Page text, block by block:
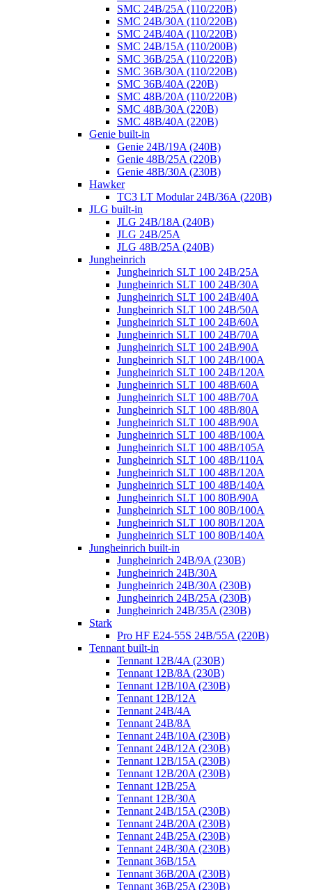
SMC 24B/25A (110/220B)
SMC 24B/30A (110/220B)
SMC 24B/40A (110/220B)
SMC 24B/15A (110/200B)
SMC 36B/25A (110/220B)
SMC 36B/30A (110/220B)
SMC 36B/40A (220B)
SMC 48B/20A (110/220B)
SMC 48B/30A (220B)
SMC 48B/40A (220B)
Genie built-in
Genie 24B/19A (240B)
Genie 48B/25A (220B)
Genie 48B/30A (230B)
Hawker
TC3 LT Modular 24В/36А (220B)
JLG built-in
JLG 24B/18A (240B)
JLG 24B/25A
JLG 48B/25A (240B)
Jungheinrich
Jungheinrich SLT 100 24B/25A
Jungheinrich SLT 100 24B/30A
Jungheinrich SLT 100 24B/40A
Jungheinrich SLT 100 24B/50A
Jungheinrich SLT 100 24B/60A
Jungheinrich SLT 100 24B/70A
Jungheinrich SLT 100 24B/90A
Jungheinrich SLT 100 24B/100A
Jungheinrich SLT 100 24B/120A
Jungheinrich SLT 100 48B/60A
Jungheinrich SLT 100 48B/70A
Jungheinrich SLT 100 48B/80A
Jungheinrich SLT 100 48B/90A
Jungheinrich SLT 100 48B/100A
Jungheinrich SLT 100 48B/105A
Jungheinrich SLT 100 48B/110A
Jungheinrich SLT 100 48B/120A
Jungheinrich SLT 100 48B/140A
Jungheinrich SLT 100 80B/90A
Jungheinrich SLT 100 80B/100A
Jungheinrich SLT 100 80B/120A
Jungheinrich SLT 100 80B/140A
Jungheinrich built-in
Jungheinrich 24B/9A (230B)
Jungheinrich 24B/30A
Jungheinrich 24B/30A (230B)
Jungheinrich 24B/25A (230B)
Jungheinrich 24B/35A (230B)
Stark
Pro HF E24-55S 24B/55A (220B)
Tennant built-in
Tennant 12B/4A (230B)
Tennant 12B/8A (230B)
Tennant 12B/10A (230B)
Tennant 12B/12A
Tennant 24B/4A
Tennant 24B/8A
Tennant 24B/10A (230B)
Tennant 24B/12A (230B)
Tennant 12B/15A (230B)
Tennant 12B/20A (230B)
Tennant 12B/25A
Tennant 12B/30A
Tennant 24B/15A (230B)
Tennant 24B/20A (230B)
Tennant 24B/25A (230B)
Tennant 24B/30A (230B)
Tennant 36B/15A
Tennant 36B/20A (230B)
Tennant 36B/25A (230B)